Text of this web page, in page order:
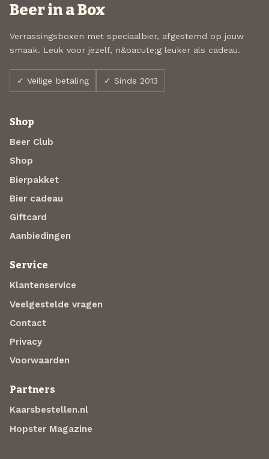
Beer in a Box
Verrassingsboxen met speciaalbier, afgestemd op jouw
smaak. Leuk voor jezelf, n&oacute;g leuker als cadeau.
✓ Veilige betaling ✓ Sinds 2013
Shop
Beer Club
Shop
Bierpakket
Bier cadeau
Giftcard
Aanbiedingen
Service
Klantenservice
Veelgestelde vragen
Contact
Privacy
Voorwaarden
Partners
Kaarsbestellen.nl
Hopster Magazine